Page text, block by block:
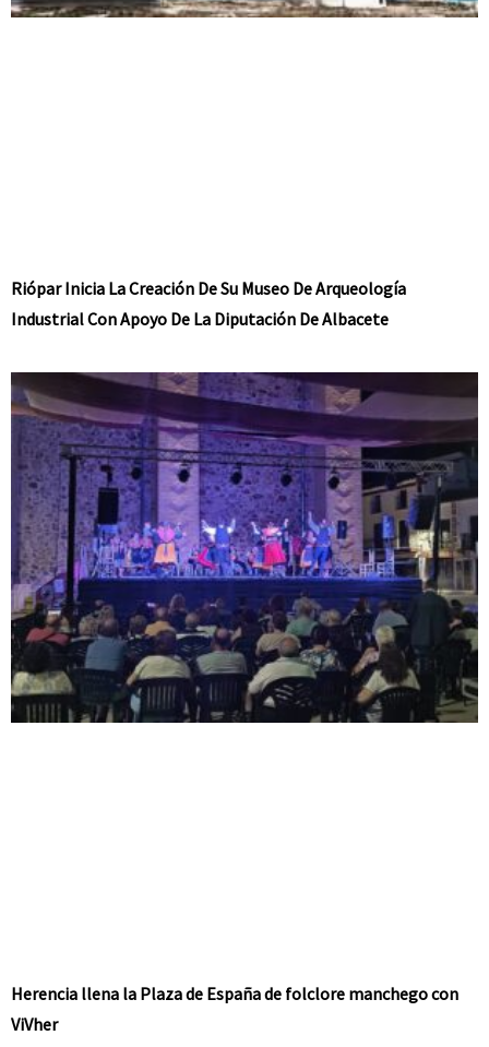
Riópar Inicia La Creación De Su Museo De Arqueología
Industrial Con Apoyo De La Diputación De Albacete
Herencia llena la Plaza de España de folclore manchego con
ViVher